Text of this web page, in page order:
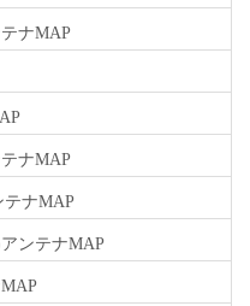
ナMAP
ナMAP
ナMAP
ンテナMAP